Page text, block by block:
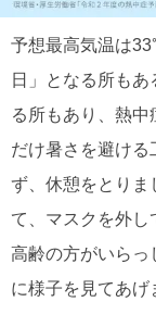
予想最高気温は
日」となる所も
る所もあり、熱
だけ暑さを避け
ず、休憩をとりま
て、マスクを外
高齢の方がいらっ
に様子を見てあげ